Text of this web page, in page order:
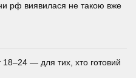
рф виявилася не такою вже
18–24 — для тих, хто готовий